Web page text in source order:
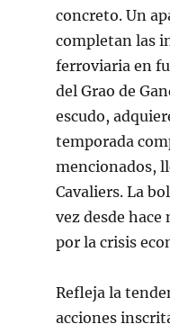
concreto. Un
completan las
ferroviaria en
del Grao de
escudo,
temporada
mencionados,
Cavaliers. La
vez desde hace
por la crisis
Refleja la
acciones